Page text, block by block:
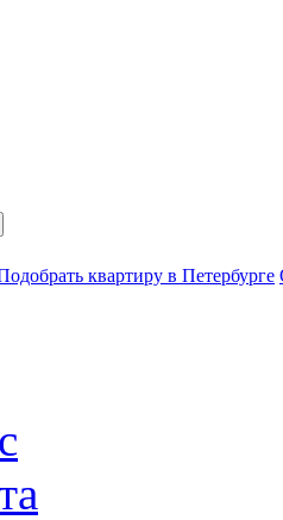
квартиру в Петербурге